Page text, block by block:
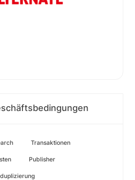
Transaktionen
Publisher